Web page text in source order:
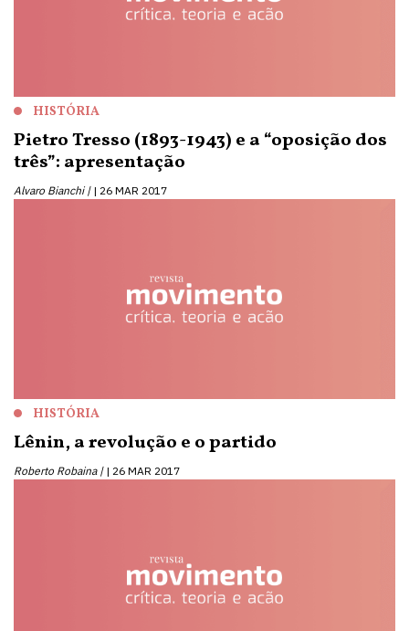
HISTÓRIA
Pietro Tresso (1893-1943) e a “oposição dos
três”: apresentação
Alvaro Bianchi | 26 MAR 2017
HISTÓRIA
Lênin, a revolução e o partido
Roberto Robaina | 26 MAR 2017